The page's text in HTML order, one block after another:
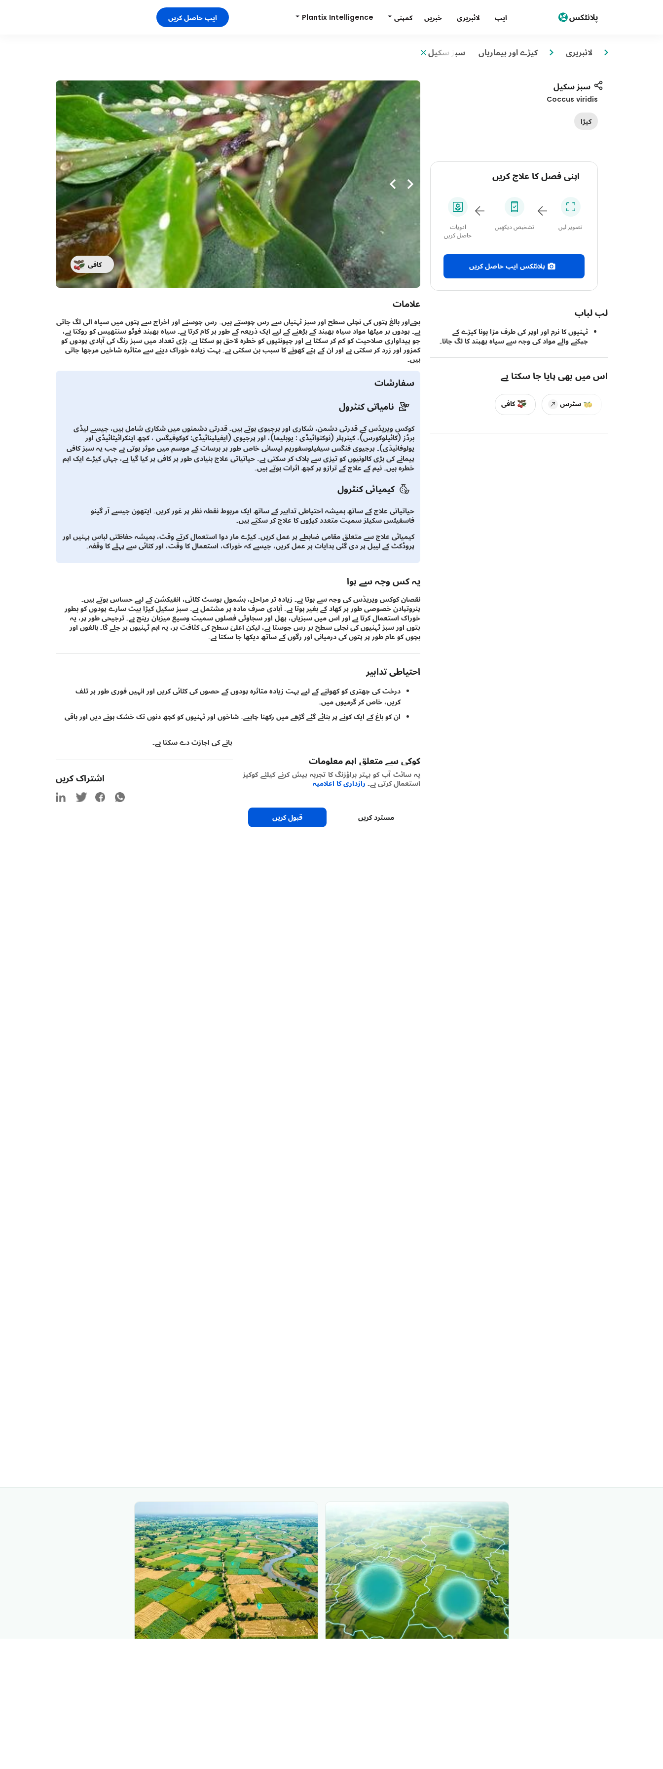
ایپ لائبریری خبریں کمپنی Plantix Intelligence ایپ حاصل کریں
لائبریری کیڑے اور بیماریاں سبز سکیل
سبز سکیل
Coccus viridis
کیڑا
اپنی فصل کا علاج کریں
تصویر لیں تشخیص دیکھیں
ادویات
حاصل کریں
پلانٹکس ایپ حاصل کریں
لب لباب
ٹہنیوں کا نرم اور اوپر کی طرف مڑا ہونا کیڑے کے
چپکنے والے مواد کی وجہ سے سیاہ پھپند کا لگ جانا۔
اس میں بھی پایا جا سکتا ہے
سٹرس کافی
کافی
علامات
بچےاور بالغ پتوں کی نچلی سطح اور سبز ٹہنیاں سے رس چوستے ہیں۔ رس چوسنے اور اخراج سے پتوں میں سیاہ الی لگ جاتی
ہے۔ پودوں پر میٹھا مواد سیاہ پھپند کے بڑھنے کے لیے ایک ذریعہ کے طور پر کام کرتا ہے۔ سیاہ پھپند فوٹو سنتھیس کو روکتا ہے،
جو پیداواری صلاحیت کو کم کر سکتا ہے اور چیونٹیوں کو خطرہ لاحق ہو سکتا ہے۔ بڑی تعداد میں سبز رنگ کی آبادی پودوں کو
کمزور اور زرد کر سکتی ہے اور ان کے پتے کھونے کا سبب بن سکتی ہے۔ بہت زیادہ خوراک دینے سے متاثرہ شاخیں مرجھا جاتی
ہیں۔
سفارشات
نامیاتی کنٹرول
کوکس ویریڈس کے قدرتی دشمن، شکاری اور پرجیوی ہوتے ہیں۔ قدرتی دشمنوں میں شکاری شامل ہیں، جیسے لیڈی
برڈز (کائیلوکورس)، کیٹرپلر (نوکٹوائیڈی : یوبلیما)، اور پرجیوی (ایفیلینائیڈی: کوکوفیگس ، کچھ اینکرائیٹائیڈی اور
یولوفائیڈی)۔ پرجیوی فنگس سیفیلوسفوریم لیسائی خاص طور پر برسات کے موسم میں موثر ہوتی ہے جب یہ سبز کافی
پیمانے کی بڑی کالونیوں کو تیزی سے ہلاک کر سکتی ہے۔ حیاتیاتی علاج بنیادی طور پر کافی پر کیا گیا ہے، جہاں کیڑے ایک اہم
خطرہ ہیں۔ نیم کے علاج کے ترازو پر کچھ اثرات ہوتے ہیں۔
کیمیائی کنٹرول
حیاتیاتی علاج کے ساتھ ہمیشہ احتیاطی تدابیر کے ساتھ ایک مربوط نقطہ نظر پر غور کریں۔ ایتھون جیسے آر گینو
فاسفیٹس سکیلز سمیت متعدد کیڑوں کا علاج کر سکتے ہیں۔
کیمیائی علاج سے متعلق مقامی ضابطے پر عمل کریں۔ کیڑے مار دوا استعمال کرتے وقت، ہمیشہ حفاظتی لباس پہنیں اور
پروڈکٹ کے لیبل پر دی گئی ہدایات پر عمل کریں، جیسے کہ خوراک، استعمال کا وقت، اور کٹائی سے پہلے کا وقفہ۔
یہ کس وجہ سے ہوا
نقصان کوکس ویریڈس کی وجہ سے ہوتا ہے۔ زیادہ تر مراحل، بشمول پوسٹ کٹائی، انفیکشن کے لیے حساس ہوتے ہیں۔
پنروتپادن خصوصی طور پر کھاد کے بغیر ہوتا ہے۔ آبادی صرف مادہ پر مشتمل ہے۔ سبز سکیل کیڑا بیت سارے پودوں کو بطور
خوراک استعمال کرتا ہے اور اس میں سبزیاں، پھل اور سجاوٹی فصلوں سمیت وسیع میزبان رینج ہے۔ ترجیحی طور پر، یہ
پتوں اور سبز ٹہنیوں کی نچلی سطح پر رس چوستا ہے، لیکن اعلیٰ سطح کی کثافت پر، یہ اہم ٹہنیوں پر چلے گا۔ بالغوں اور
بچوں کو عام طور پر پتوں کی درمیانی اور رگوں کے ساتھ دیکھا جا سکتا ہے۔
احتیاطی تدابیر
درخت کی چھتری کو کھولنے کے لیے بہت زیادہ متاثرہ پودوں کے حصوں کی کٹائی کریں اور انہیں فوری طور پر تلف
کریں، خاص کر گرمیوں میں۔
ان کو باغ کے ایک کونے پر بنائے گئے گڑھے میں رکھنا چاہیے۔ شاخوں اور ٹہنیوں کو کچھ دنوں تک خشک ہونے دیں اور باقی
اٹینڈنٹ چیونٹیوں کو ہٹانا قدرتی دشمنوں کو کیڑے پر قابو پانے کی اجازت دے سکتا ہے۔
اشتراک کریں
کوکی سے متعلق اہم معلومات
یہ سائٹ آپ کو بہتر براؤزنگ کا تجربہ پیش کرنے کیلئے کوکیز
استعمال کرتی ہے۔ رازداری کا اعلامیہ
مسترد کریں قبول کریں